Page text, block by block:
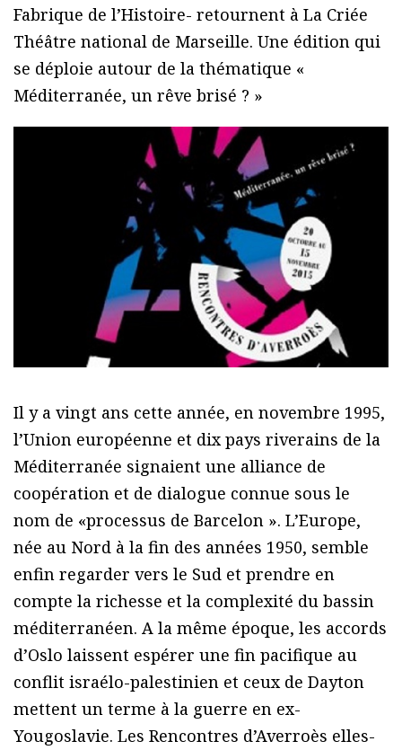
Fabrique de l’Histoire- retournent à La Criée
Théâtre national de Marseille. Une édition qui
se déploie autour de la thématique «
Méditerranée, un rêve brisé ? »
Il y a vingt ans cette année, en novembre 1995,
l’Union européenne et dix pays riverains de la
Méditerranée signaient une alliance de
coopération et de dialogue connue sous le
nom de «processus de Barcelon ». L’Europe,
née au Nord à la fin des années 1950, semble
enfin regarder vers le Sud et prendre en
compte la richesse et la complexité du bassin
méditerranéen. A la même époque, les accords
d’Oslo laissent espérer une fin pacifique au
conflit israélo-palestinien et ceux de Dayton
mettent un terme à la guerre en ex-
Yougoslavie. Les Rencontres d’Averroès elles-